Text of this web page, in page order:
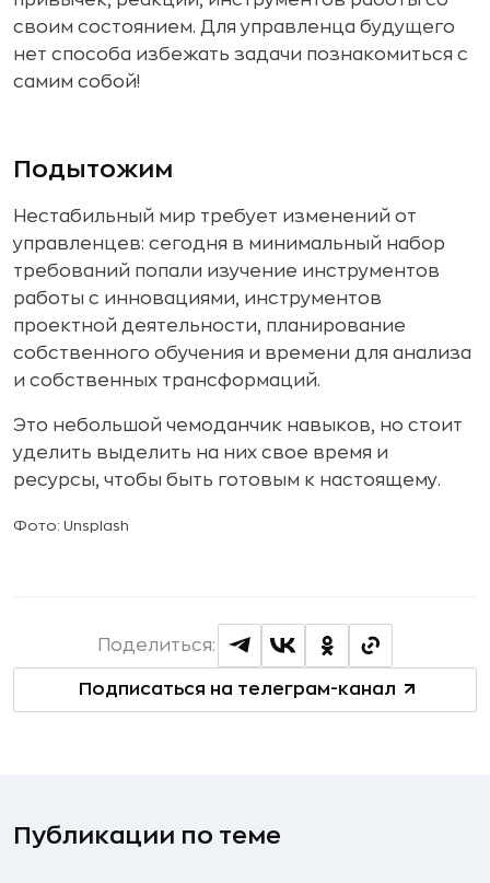
своим состоянием. Для управленца будущего
нет способа избежать задачи познакомиться с
самим собой!
Подытожим
Нестабильный мир требует изменений от
управленцев: сегодня в минимальный набор
требований попали изучение инструментов
работы с инновациями, инструментов
проектной деятельности, планирование
собственного обучения и времени для анализа
и собственных трансформаций.
Это небольшой чемоданчик навыков, но стоит
уделить выделить на них свое время и
ресурсы, чтобы быть готовым к настоящему.
Фото: Unsplash
Подписаться на телеграм-канал
Поделиться:
Публикации по теме